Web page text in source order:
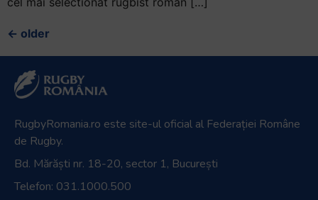
← older
RugbyRomania.ro este site-ul oficial al Federației Române
de Rugby.
Bd. Mărăști nr. 18-20, sector 1, București
Telefon: 031.1000.500